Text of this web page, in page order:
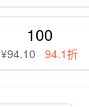
100
¥94.10 · 94.1折